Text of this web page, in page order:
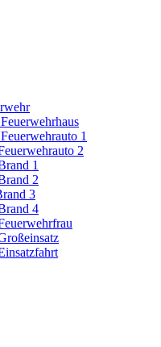
1
2
1
2
3
4